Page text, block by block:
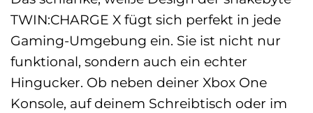
TWIN:CHARGE X fügt sich perfekt in jede
Gaming-Umgebung ein. Sie ist nicht nur
funktional, sondern auch ein echter
Hingucker. Ob neben deiner Xbox One
Konsole, auf deinem Schreibtisch oder im